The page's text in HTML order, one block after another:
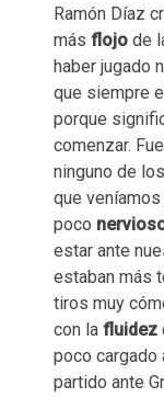
Ramón Díaz
más flojo de
haber jugado
que siempre
porque
comenzar.
ninguno de
que
poco
estar ante
estaban más
tiros muy
con la fluidez
poco cargado
partido ante